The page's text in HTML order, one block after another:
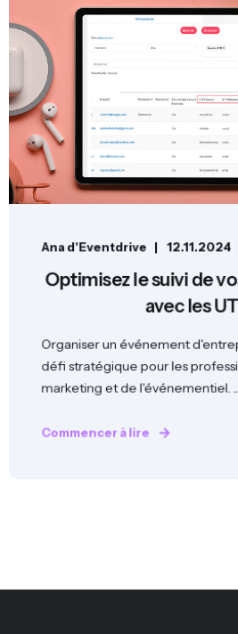
Ana d'Eventdrive 12.11.2024
Optimisez le suivi de
avec les
Organiser un événement
défi stratégique pour les
marketing et de l'événementiel. ...
Commencer à lire